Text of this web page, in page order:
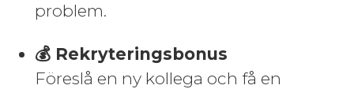
problem.
💰 Rekryteringsbonus
Föreslå en ny kollega och få en